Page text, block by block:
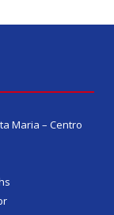
Maria – Centro